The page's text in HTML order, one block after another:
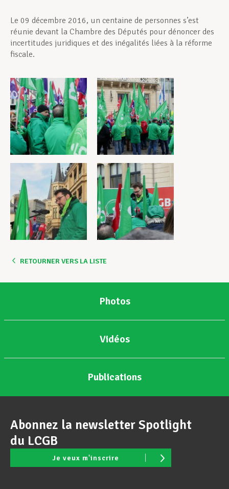
Le 09 décembre 2016, un centaine de personnes s’est
réunie devant la Chambre des Députés pour dénoncer des
incertitudes juridiques et des inégalités liées à la réforme
fiscale.
RETOURNER VERS LA LISTE
Photos
Vidéos
Publications
Abonnez la newsletter Spotlight
du LCGB
Je veux m'inscrire